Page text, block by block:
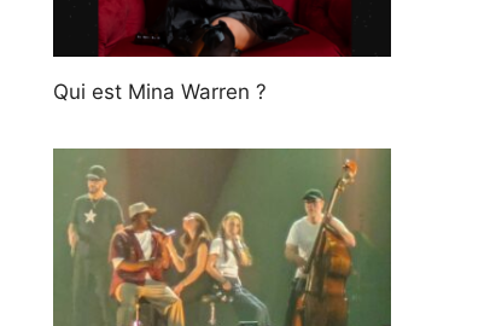
Qui est Mina Warren ?